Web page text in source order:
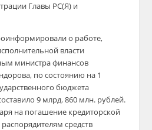
Главы РС(Я) и
о работе,
власти
министра финансов
по состоянию на 1
бюджета
9 млрд. 860 млн. рублей.
на погашение кредиторской
средств